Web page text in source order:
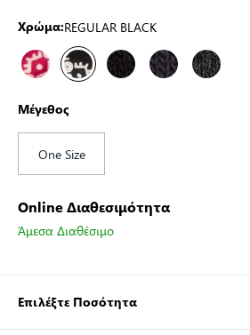
Χρώμα:REGULAR BLACK
Μέγεθος
One Size
Online Διαθεσιμότητα
Άμεσα Διαθέσιμο
Επιλέξτε Ποσότητα